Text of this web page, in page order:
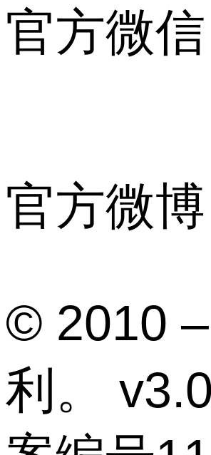
官方微信
官方微博
© 2010
利。